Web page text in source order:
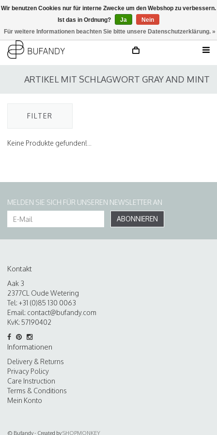
ARTIKEL MIT SCHLAGWORT GRAY AND MINT
FILTER
Keine Produkte gefunden!...
MELDEN SIE SICH FÜR UNSEREN NEWSLETTER AN
ABONNIEREN
Kontakt
Aak 3
2377CL Oude Wetering
Tel: +31 (0)85 130 0063
Email: contact@bufandy.com
KvK: 57190402
Informationen
Delivery & Returns
Privacy Policy
Care Instruction
Terms & Conditions
Mein Konto
© Bufandy - Created bySHOPMONKEY
Wir benutzen Cookies nur für interne Zwecke um den Webshop zu verbessern.
Ist das in Ordnung?
Ja
Nein
Für weitere Informationen beachten Sie bitte unsere Datenschutzerklärung. »